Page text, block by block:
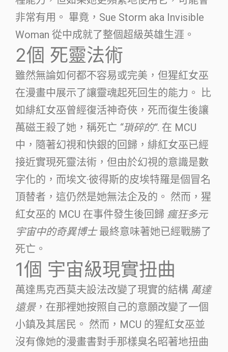
非常有用。 畢竟，Sue Storm aka Invisible
Woman 從中成就了整個超級英雄生涯。
2個 死靈法術
雖然無論如何都不容易或完美，但猩紅女巫
在漫畫中展示了讓靈魂起死回生的能力。 比
如緋紅女巫曾經復活神奇俠，死而復生後讓
萬磁王殺了她，稱死亡 “瑣碎的”. 在 MCU
中，隨著幻視和快銀的回歸，緋紅女巫已經
接近實現死靈法術，但由於幻視的意識是數
字化的，而埃文·彼得斯的皮埃特羅是個冒名
頂替者，這仍然是她無法企及的。 然而，猩
紅女巫的 MCU 在事件發生後回歸 瘋狂多元
宇宙中的奇異博士最終意味著她已經戰勝了
死亡。
1個 宇宙級現實扭曲
萬達馬克西莫夫設法改變了現實的結構 萬達
遠景，在那裡她按照自己的意願改變了一個
小鎮及其居民。 然而，MCU 的猩紅女巫並
沒有像她的漫畫書對手那樣臭名昭著地扭曲